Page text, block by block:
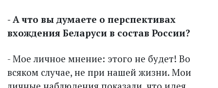
- А что вы думаете о перспективах
вхождения Беларуси в состав России?
- Мое личное мнение: этого не будет! Во
всяком случае, не при нашей жизни. Мои